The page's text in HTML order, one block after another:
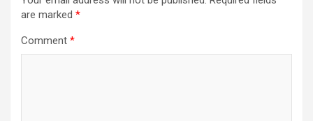
are marked *
Comment *